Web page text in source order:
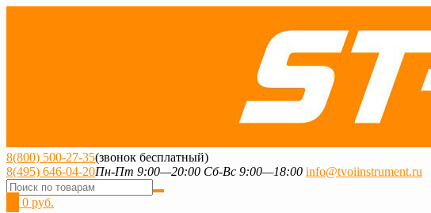
8(800) 500-27-35(звонок бесплатный)
8(495) 646-04-20Пн-Пт 9:00—20:00 Сб-Вс 9:00—18:00 info@tvoiinstrument.ru
0 руб.